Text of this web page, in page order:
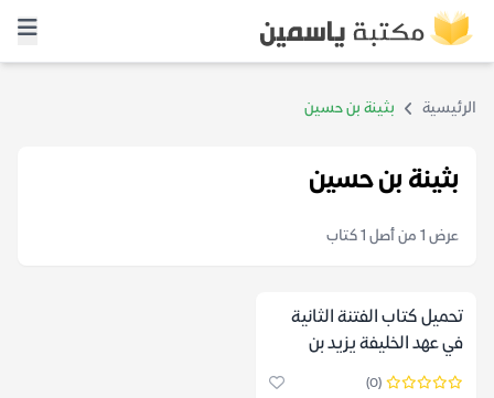
الرئيسية بثينة بن حسين
بثينة بن حسين
عرض 1 من أصل 1 كتاب
تحميل كتاب الفتنة الثانية
في عهد الخليفة يزيد بن
معاوية – بثينة بن حسين
(0)